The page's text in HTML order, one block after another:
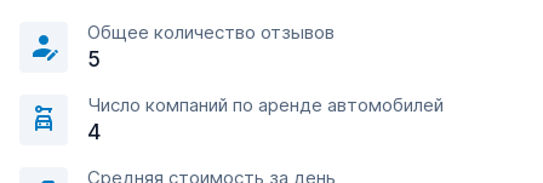
Общее количество отзывов
5
Число компаний по аренде автомобилей
4
Средняя стоимость за день